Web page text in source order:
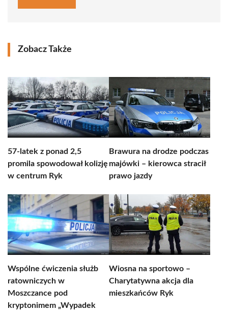
Zobacz Także
57-latek z ponad 2,5
promila spowodował kolizję
w centrum Ryk
Brawura na drodze podczas
majówki – kierowca stracił
prawo jazdy
Wspólne ćwiczenia służb
ratowniczych w
Moszczance pod
kryptonimem „Wypadek
Wiosna na sportowo –
Charytatywna akcja dla
mieszkańców Ryk